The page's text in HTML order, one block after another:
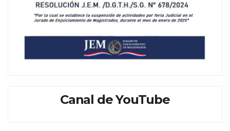
Canal de YouTube